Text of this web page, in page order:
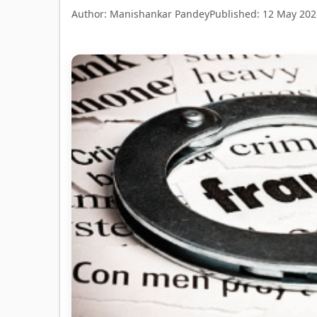
Author: Manishankar PandeyPublished: 12 May